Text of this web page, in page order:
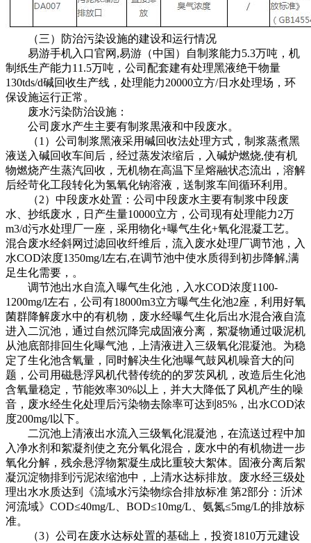
（三）防治污染设施的建设和运行情况
易游手机入口官网,易游（中国）自制浆能力5.3万吨，机
制纸生产能力11.5万吨，公司配套建有处理黑液绝干物量
130tds/d碱回收生产线，处理能力20000立方/日水处理场，环
保设施运行正常。
废水污染防治设施：
公司废水产生主要有制浆黒液和中段废水。
（1）公司制浆黑液采用碱回收法处理方式，制浆蒸煮黑
液送入碱回收车间后，经过蒸发浓缩后，入碱炉燃烧,使有机
物燃烧产生蒸汽回收，无机物在高温下呈熔融状态流出，溶解
后经苛化工段转化为氢氧化钠溶液，送制浆车间循环利用。
（2）中段废水处置：公司中段废水主要有制浆中段废
水、抄纸废水，日产生量10000立方，公司现有处理能力2万
m3/d污水处理厂一座，采用物化+曝气生化+氧化混凝工艺。
混合废水经斜网过滤回收纤维后，流入废水处理厂调节池，入
水COD浓度1350mg/l左右,在调节池中使水质得到初步降解,满
足生化需要，。
调节池出水自流入曝气生化池，入水COD浓度1100-
1200mg/l左右，公司有18000m3立方曝气生化池2座，利用好氧
菌群降解废水中的有机物，废水经曝气生化后出水混合液自流
进入二沉池，通过自然沉降完成固液分离，絮凝物通过吸泥机
从池底部排回生化曝气池，上清液进入三级氧化混凝池。为稳
定了生化池含氧量，同时解决生化池曝气鼓风机噪音大的问
题，公司用磁悬浮风机代替传统的的罗茨风机，改造后生化池
含氧量稳定，节能效率30%以上，并大大降低了风机产生的噪
音，废水经生化处理后污染物去除率可达到85%，出水COD浓
度200mg/l以下。
二沉池上清液出水流入三级氧化混凝池，在流送过程中加
入净水剂和絮凝剂使之充分氧化混合，废水中的有机物进一步
氧化分解，残余悬浮物絮凝生成比重较大絮体。固液分离后絮
凝沉淀物排到污泥浓缩池中，上清水达标排放。废水经三级处
理出水水质达到《流域水污染物综合排放标准 第2部分：沂沭
河流域》COD≤40mg/L、BOD≤10mg/L、氨氮≤5mg/L的排放标
准。
（3）公司在废水达标处置的基础上，投资1810万元建设